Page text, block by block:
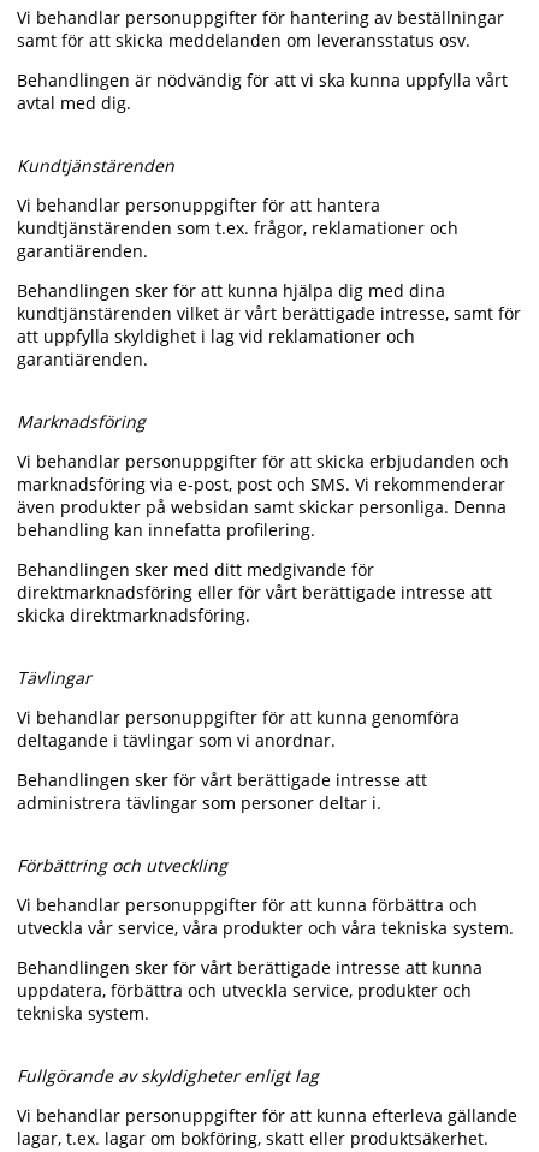
Vi behandlar personuppgifter för hantering av beställningar
samt för att skicka meddelanden om leveransstatus osv.
Behandlingen är nödvändig för att vi ska kunna uppfylla vårt
avtal med dig.
Kundtjänstärenden
Vi behandlar personuppgifter för att hantera
kundtjänstärenden som t.ex. frågor, reklamationer och
garantiärenden.
Behandlingen sker för att kunna hjälpa dig med dina
kundtjänstärenden vilket är vårt berättigade intresse, samt för
att uppfylla skyldighet i lag vid reklamationer och
garantiärenden.
Marknadsföring
Vi behandlar personuppgifter för att skicka erbjudanden och
marknadsföring via e-post, post och SMS. Vi rekommenderar
även produkter på websidan samt skickar personliga. Denna
behandling kan innefatta profilering.
Behandlingen sker med ditt medgivande för
direktmarknadsföring eller för vårt berättigade intresse att
skicka direktmarknadsföring.
Tävlingar
Vi behandlar personuppgifter för att kunna genomföra
deltagande i tävlingar som vi anordnar.
Behandlingen sker för vårt berättigade intresse att
administrera tävlingar som personer deltar i.
Förbättring och utveckling
Vi behandlar personuppgifter för att kunna förbättra och
utveckla vår service, våra produkter och våra tekniska system.
Behandlingen sker för vårt berättigade intresse att kunna
uppdatera, förbättra och utveckla service, produkter och
tekniska system.
Fullgörande av skyldigheter enligt lag
Vi behandlar personuppgifter för att kunna efterleva gällande
lagar, t.ex. lagar om bokföring, skatt eller produktsäkerhet.